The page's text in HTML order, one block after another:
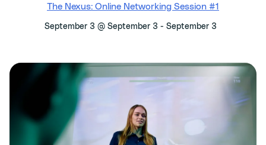
The Nexus: Online Networking Session #1
September 3 @ September 3 - September 3